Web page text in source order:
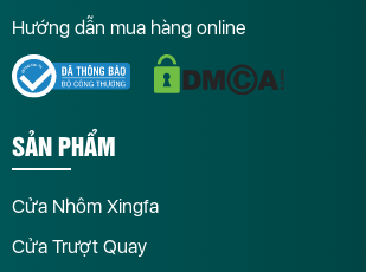
Hướng dẫn mua hàng online
SẢN PHẨM
Cửa Nhôm Xingfa
Cửa Trượt Quay